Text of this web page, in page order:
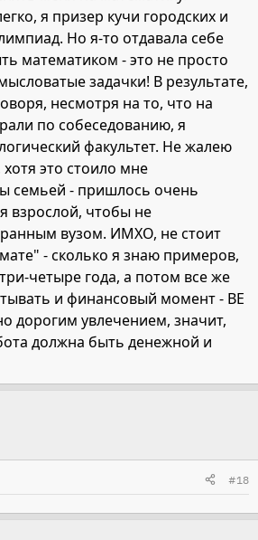
я призер кучи городских и
Но я-то отдавала себе
математиком - это не просто
задачки! В результате,
несмотря на то, что на
по собеседованию, я
факультет. Не жалею
это стоило мне
семьей - пришлось очень
взрослой, чтобы не
вузом. ИМХО, не стоит
- сколько я знаю примеров,
четыре года, а потом все же
и финансовый момент - ВЕ
дорогим увлечением, значит,
должна быть денежной и
#18